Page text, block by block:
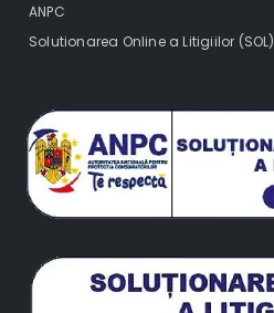
ANPC
Solutionarea Online a Litigiilor (SOL)